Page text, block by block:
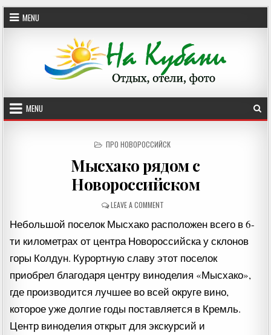
Skip
MENU
MENU
POSTED
ПРО НОВОРОССИЙСК
Мысхако рядом с
Новороссийском
LEAVE A COMMENTON
РЯДОМ
НОВОРОССИЙСКОМ
Небольшой поселок Мысхако расположен всего в 6-
ти километрах от центра Новороссийска у склонов
горы Колдун. Курортную славу этот поселок
приобрел благодаря центру виноделия «Мысхако»,
где производится лучшее во всей округе вино,
которое уже долгие годы поставляется в Кремль.
Центр виноделия открыт для экскурсий и